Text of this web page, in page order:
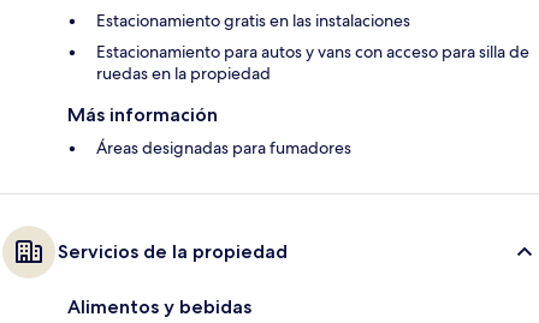
Estacionamiento gratis en las instalaciones
Estacionamiento para autos y vans con acceso para silla de
ruedas en la propiedad
Más información
Áreas designadas para fumadores
Servicios de la propiedad
Alimentos y bebidas